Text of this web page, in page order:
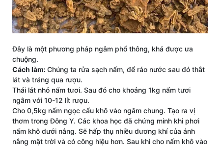
Đây là một phương pháp ngâm phổ thông, khá được ưa
chuộng.
Cách làm:Chúng ta rửa sạch nấm, để ráo nước sau đó thắt
lát và tráng qua rượu.
Thái lát nhỏ nấm tươi. Sau đó cho khoảng 1kg nấm tươi
ngâm với 10-12 lít rượu.
Cho 0,5kg nấm ngọc cẩu khô vào ngâm chung. Tạo ra vị
thơm trong Đông Y. Các khoa học đã chứng minh khi phơi
nấm khô dưới nắng. Sẽ hấp thụ nhiều dương khí của ánh
nắng mặt trời và có công hiệu hơn. Sau khi cho nấm khô vào